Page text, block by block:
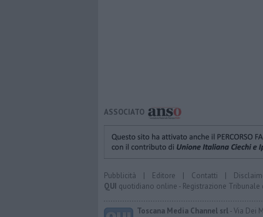
ASSOCIATO
Pubblicità | Editore | Contatti |
QUI quotidiano online - Registrazione Tribunale
Toscana Media Channel srl- Via Dei